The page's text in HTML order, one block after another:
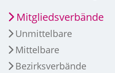
Mitgliedsverbände
Unmittelbare
Mittelbare
Bezirksverbände